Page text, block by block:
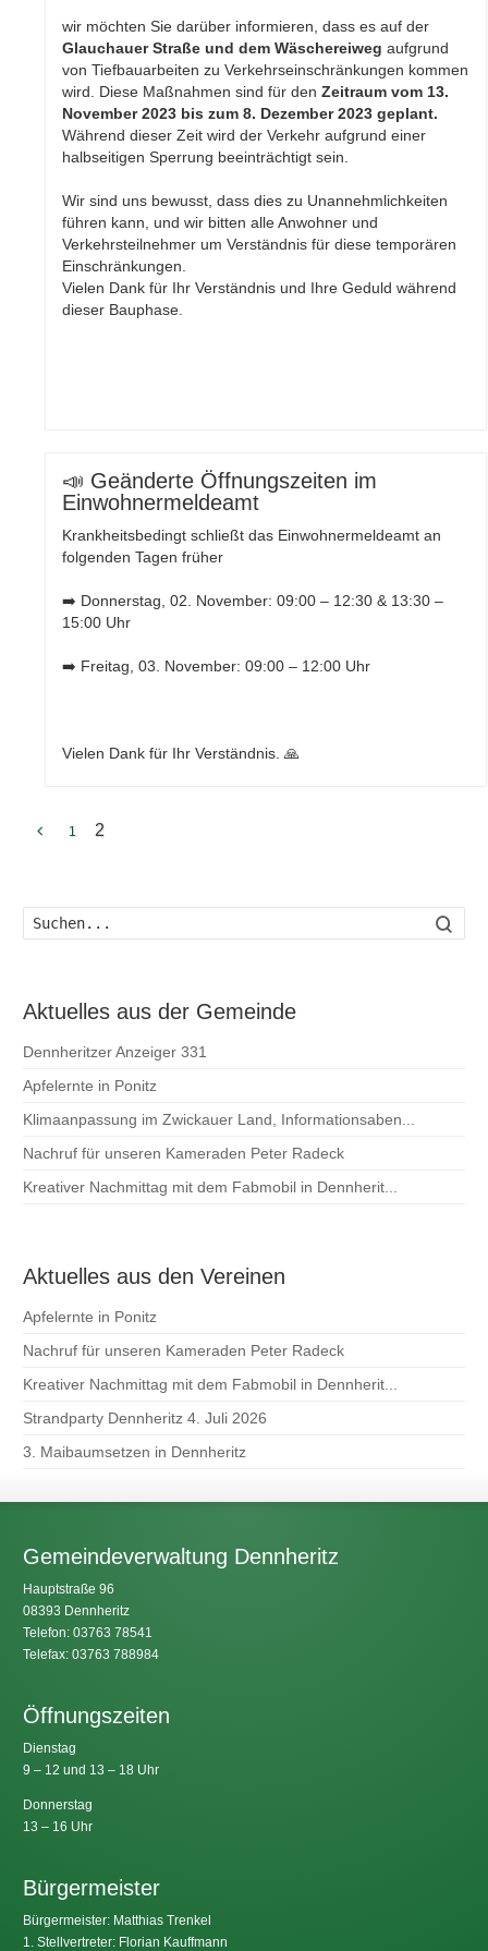
wir möchten Sie darüber informieren, dass es auf der
Glauchauer Straße und dem Wäschereiweg aufgrund
von Tiefbauarbeiten zu Verkehrseinschränkungen kommen
wird. Diese Maßnahmen sind für denZeitraum vom 13.
November 2023 bis zum 8. Dezember 2023 geplant.
Während dieser Zeit wird der Verkehr aufgrund einer
halbseitigen Sperrung beeinträchtigt sein.
Wir sind uns bewusst, dass dies zu Unannehmlichkeiten
führen kann, und wir bitten alle Anwohner und
Verkehrsteilnehmer um Verständnis für diese temporären
Einschränkungen.
Vielen Dank für Ihr Verständnis und Ihre Geduld während
dieser Bauphase.
📣 Geänderte Öffnungszeiten im
Einwohnermeldeamt
Krankheitsbedingt schließt das Einwohnermeldeamt an
folgenden Tagen früher
➡️ Donnerstag, 02. November: 09:00 – 12:30 & 13:30 –
15:00 Uhr
➡️ Freitag, 03. November: 09:00 – 12:00 Uhr
Vielen Dank für Ihr Verständnis. 🙏
1 2
Aktuelles aus der Gemeinde
Dennheritzer Anzeiger 331
Apfelernte in Ponitz
Klimaanpassung im Zwickauer Land, Informationsaben...
Nachruf für unseren Kameraden Peter Radeck
Kreativer Nachmittag mit dem Fabmobil in Dennherit...
Aktuelles aus den Vereinen
Apfelernte in Ponitz
Nachruf für unseren Kameraden Peter Radeck
Kreativer Nachmittag mit dem Fabmobil in Dennherit...
Strandparty Dennheritz 4. Juli 2026
3. Maibaumsetzen in Dennheritz
Gemeindeverwaltung Dennheritz
Hauptstraße 96
08393 Dennheritz
Telefon: 03763 78541
Telefax: 03763 788984
Öffnungszeiten
Dienstag
9 – 12 und 13 – 18 Uhr
Donnerstag
13 – 16 Uhr
Bürgermeister
Bürgermeister: Matthias Trenkel
1. Stellvertreter: Florian Kauffmann